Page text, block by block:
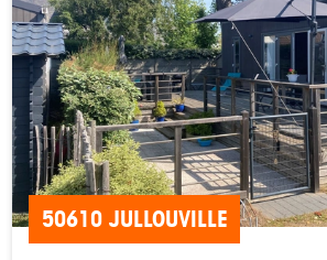
50610 JULLOUVILLE